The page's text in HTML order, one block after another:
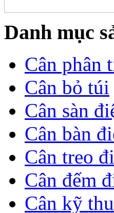
Danh mục
Cân phân
Cân bỏ túi
Cân sàn
Cân bàn
Cân treo
Cân đếm
Cân kỹ